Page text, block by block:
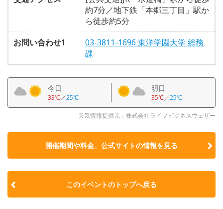
約7分／地下鉄「本郷三丁目」駅か
ら徒歩約5分
お問い合わせ1
03-3811-1696 東洋学園大学 総務
課
今日
33℃／25℃
明日
35℃／25℃
天気情報提供元：株式会社ライフビジネスウェザー
開催期間や料金、公式サイトの情報を見る
このイベントのトップへ戻る